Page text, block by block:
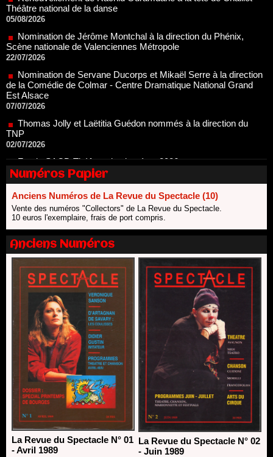
Nomination de Jérôme Montchal à la direction du Phénix,
Scène nationale de Valenciennes Métropole
22/07/2026
Nomination de Servane Ducorps et Mikaël Serre à la direction
de la Comédie de Colmar - Centre Dramatique National Grand
Est Alsace
07/07/2026
Thomas Jolly et Laëtitia Guédon nommés à la direction du
TNP
02/07/2026
Fonds SACD Théâtre : les lauréats 2026
23/06/2026
Dispositif ARTCENA Écrire pour le cirque, les lauréats 2026 !
20/06/2026
Le palmarès des prix SACD 2026
18/06/2026
Les 10 lauréats du Fonds Grandes Formes Théâtre 2026
SACD
13/06/2026
Nomination de Nathalie Garraud et Olivier Saccomano à la
direction du Théâtre de Gennevilliers - CDN
13/06/2026
Dispositif SACD Auteurs d'espaces : les lauréats 2026
18/03/2026
Numéros Papier
Anciens Numéros de La Revue du Spectacle (10)
Vente des numéros "Collectors" de La Revue du Spectacle.
10 euros l'exemplaire, frais de port compris.
Anciens Numéros
La Revue du Spectacle N° 01
- Avril 1989
La Revue du Spectacle N° 02
- Juin 1989